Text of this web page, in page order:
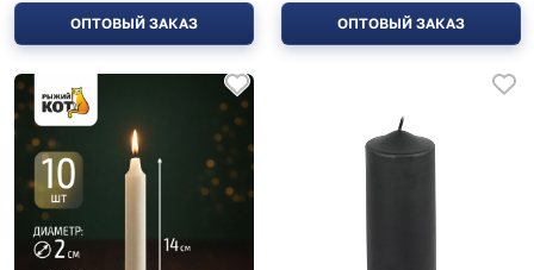
ОПТОВЫЙ ЗАКАЗ ОПТОВЫЙ ЗАКАЗ